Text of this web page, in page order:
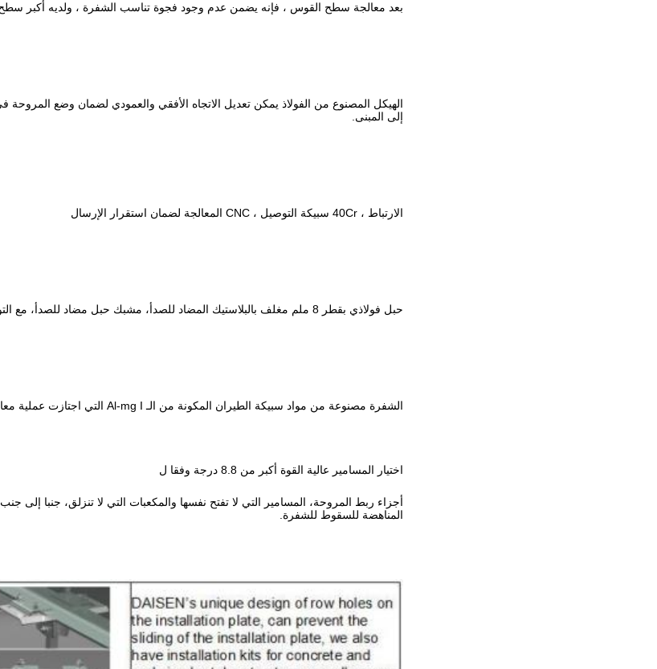
بعد معالجة سطح القوس ، فإنه يضمن عدم وجود فجوة تناسب الشفرة ، ولديه أكبر
الهيكل المصنوع من الفولاذ يمكن تعديل الاتجاه الأفقي والعمودي لضمان وضع
إلى المبنى.
الارتباط ، 40Cr سبيكة التوصيل ، CNC المعالجة لضمان استقرار الإرسال
حبل فولاذي بقطر 8 ملم مغلف بالبلاستيك المضاد للصدأ، مشبك حبل مضاد للصدأ، مع التوتر المضاد للقفز، ويقوم بتعديل أفق المروحة، ويمنع هزة المروحة،تمتص طاقة الاهتزاز.
الشفرة مصنوعة من مواد سبيكة الطيران المكونة من الـ Al-mg I التي اجتازت عملية معالجة حرارية T6 ، ولديها قوة عالية ، ودائمة عالية
اختيار المسامير عالية القوة أكبر من 8.8 درجة وفقا ل
أجزاء ربط المروحة، المسامير التي لا تفتح نفسها والمكعبات التي لا تنزلق، جنبا
المناهضة للسقوط للشفرة.